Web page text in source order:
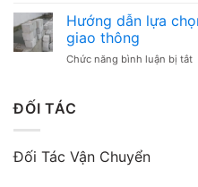
là
Hướng dẫn lựa
giao thông
Chức năng bình luận bị tắtở
ĐỐI TÁC
Đối Tác Vận Chuyển